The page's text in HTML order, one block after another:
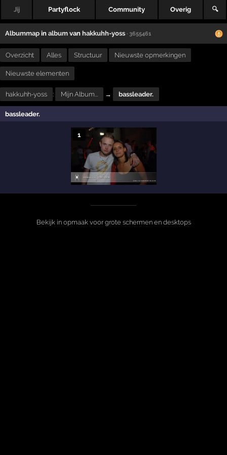
Jij Partyflock Community Overig 🔍
Albummap inalbum van hakkuhh-yoss · 3655461
Overzicht Alles Structuur Nieuwste opmerkingen
Nieuwste elementen
hakkuhh-yoss : Mijn Album... → bassleader.
bassleader.
1
Bekijk in opmaak voor grote schermen en desktops